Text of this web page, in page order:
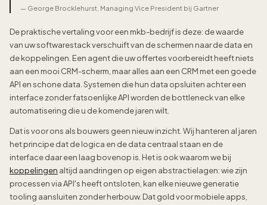
— George Brocklehurst, Managing Vice President bij Gartner
De praktische vertaling voor een mkb-bedrijf is deze: de waarde
van uw softwarestack verschuift van de schermen naar de data en
de koppelingen. Een agent die uw offertes voorbereidt heeft niets
aan een mooi CRM-scherm, maar alles aan een CRM met een goede
API en schone data. Systemen die hun data opsluiten achter een
interface zonder fatsoenlijke API worden de bottleneck van elke
automatisering die u de komende jaren wilt.
Dat is voor ons als bouwers geen nieuw inzicht. Wij hanteren al jaren
het principe dat de logica en de data centraal staan en de
interface daar een laag bovenop is. Het is ook waarom we bij
koppelingen altijd aandringen op eigen abstractielagen: wie zijn
processen via API's heeft ontsloten, kan elke nieuwe generatie
tooling aansluiten zonder herbouw. Dat gold voor mobiele apps,